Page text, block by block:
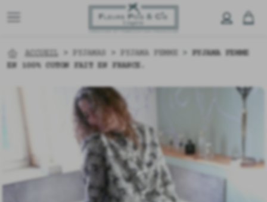
ACCUEIL > PYJAMAS > PYJAMA FEMME >
PYJAMA FEMME
EN 100% COTON FAIT EN FRANCE.